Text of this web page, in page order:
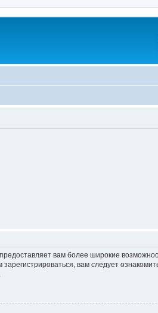
вам более широкие
вам следует